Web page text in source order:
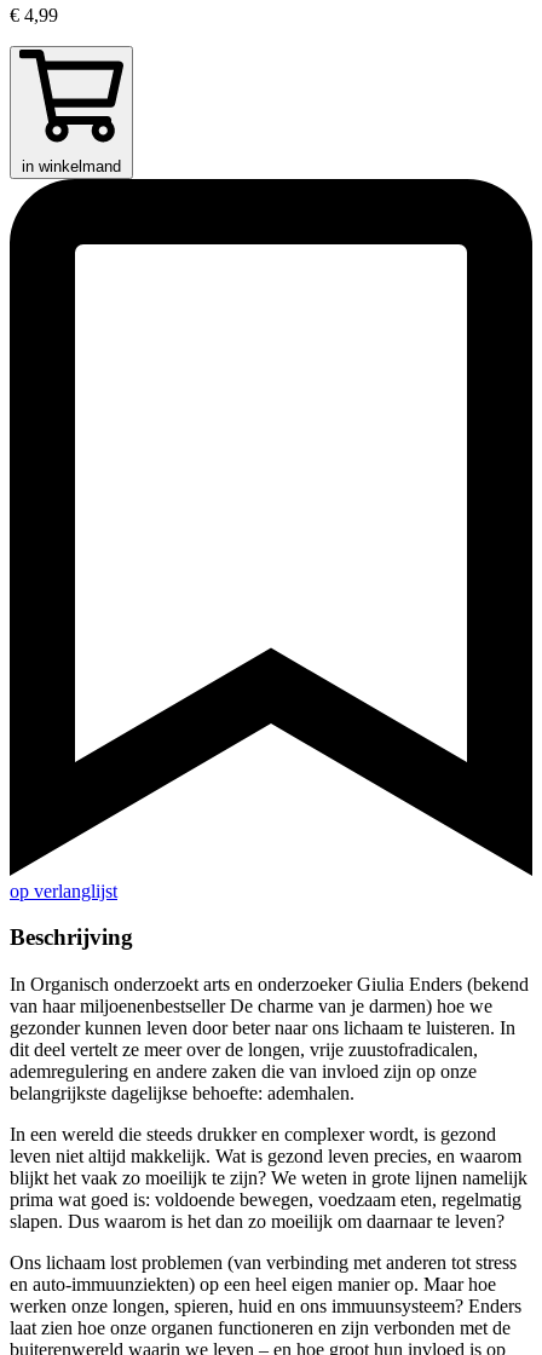
€ 4,99
in winkelmand
op verlanglijst
Beschrijving
In Organisch onderzoekt arts en onderzoeker Giulia Enders (bekend
van haar miljoenenbestseller De charme van je darmen) hoe we
gezonder kunnen leven door beter naar ons lichaam te luisteren. In
dit deel vertelt ze meer over de longen, vrije zuustofradicalen,
ademregulering en andere zaken die van invloed zijn op onze
belangrijkste dagelijkse behoefte: ademhalen.
In een wereld die steeds drukker en complexer wordt, is gezond
leven niet altijd makkelijk. Wat is gezond leven precies, en waarom
blijkt het vaak zo moeilijk te zijn? We weten in grote lijnen namelijk
prima wat goed is: voldoende bewegen, voedzaam eten, regelmatig
slapen. Dus waarom is het dan zo moeilijk om daarnaar te leven?
Ons lichaam lost problemen (van verbinding met anderen tot stress
en auto-immuunziekten) op een heel eigen manier op. Maar hoe
werken onze longen, spieren, huid en ons immuunsysteem? Enders
laat zien hoe onze organen functioneren en zijn verbonden met de
buiterenwereld waarin we leven – en hoe groot hun invloed is op